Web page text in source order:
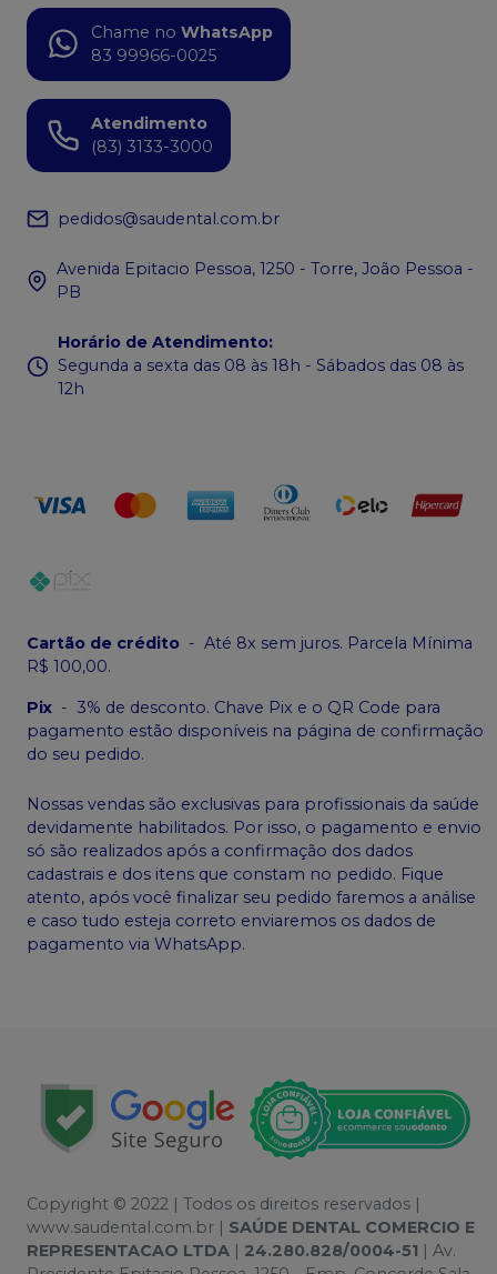
Chame no WhatsApp
83 99966-0025
Atendimento
(83) 3133-3000
pedidos@saudental.com.br
Avenida Epitacio Pessoa, 1250 - Torre, João Pessoa -
PB
Horário de Atendimento:
Segunda a sexta das 08 às 18h - Sábados das 08 às
12h
Cartão de crédito - Até 8x sem juros. Parcela Mínima
R$ 100,00.
Pix - 3% de desconto. Chave Pix e o QR Code para
pagamento estão disponíveis na página de confirmação
do seu pedido.
Nossas vendas são exclusivas para profissionais da saúde
devidamente habilitados. Por isso, o pagamento e envio
só são realizados após a confirmação dos dados
cadastrais e dos itens que constam no pedido. Fique
atento, após você finalizar seu pedido faremos a análise
e caso tudo esteja correto enviaremos os dados de
pagamento via WhatsApp.
Copyright © 2022 | Todos os direitos reservados |
www.saudental.com.br | SAÚDE DENTAL COMERCIO E
REPRESENTACAO LTDA | 24.280.828/0004-51 | Av.